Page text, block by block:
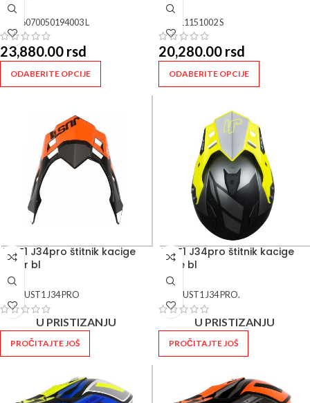
6070050194003 L
23,880.00 rsd
ODABERITE OPCIJE
11151002 S
20,280.00 rsd
ODABERITE OPCIJE
JUST1 J34pro štitnik kacige
wh or bl
JUST1 J34 PRO
U PRISTIZANJU
PROČITAJTE JOŠ
JUST1 J34pro štitnik kacige
whye bl
JUST1 J34 PRO.
U PRISTIZANJU
PROČITAJTE JOŠ